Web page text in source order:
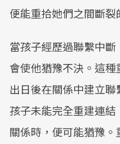
便能重拾她們之間斷裂
當孩子經歷過聯繫中
會使他猶豫不決。這
出日後在關係中建立
孩子未能完全重建連
關係時，便可能猶豫